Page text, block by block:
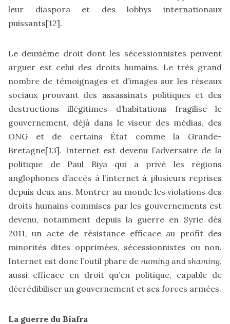
leur diaspora et des lobbys internationaux
puissants[12].
Le deuxième droit dont les sécessionnistes peuvent
arguer est celui des droits humains. Le très grand
nombre de témoignages et d’images sur les réseaux
sociaux prouvant des assassinats politiques et des
destructions illégitimes d’habitations fragilise le
gouvernement, déjà dans le viseur des médias, des
ONG et de certains État comme la Grande-
Bretagne[13]. Internet est devenu l’adversaire de la
politique de Paul Biya qui a privé les régions
anglophones d’accès à l’internet à plusieurs reprises
depuis deux ans. Montrer au monde les violations des
droits humains commises par les gouvernements est
devenu, notamment depuis la guerre en Syrie dès
2011, un acte de résistance efficace au profit des
minorités dites opprimées, sécessionnistes ou non.
Internet est donc l’outil phare de naming and shaming,
aussi efficace en droit qu’en politique, capable de
décrédibiliser un gouvernement et ses forces armées.
La guerre du Biafra